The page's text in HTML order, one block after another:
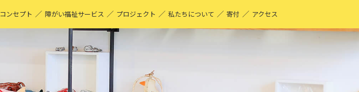
ンセプト ／ 障がい福祉サービス ／ プロジェクト
MO-YA-CO UNIQUE PRODUCT！
アーティストページ
MO-YA-CO キフ
／ 私たちについて ／ 寄付 ／ アクセス